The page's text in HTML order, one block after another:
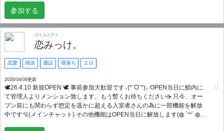
✼••┈┈••✼••┈┈••✼••┈┈••✼••┈┈••✼••┈┈••✼ 入って下さったみんなに幸せが訪れ
ますよーに✨ 気になった方は気軽にポチッと待ってま~す🫰♡
んの幸せに寄り添えるサーバーをお届け致します🌷◍𓂂* “ちゃんと恋が始ま
る場所” 雑談して、笑って、距離が縮まって 気づいたら誰かを気にしてる
―― そんな自然な流れを大切にしてます🦋 ✿ ┈ ⋯ ┈ ✿ 募集事項✿ ┈ ⋯ ┈ ✿
♡満20~40までの男性女性 ♡本気で恋人が欲しい方 ♡お喋り好きな方 ♡癒
しを欲しい方 ♡寂しがり屋・かまちょな方 ♡モラル・マナーを守れる方 ♡
イン率高い方(週2回以上) ♡掛け持ちOK ♡三次元拾い画NG ✿ ┈ ⋯ ┈ ✿ ┈ ⋯
┈ ✿ ┈ ⋯ ┈ ✿ ┈ ⋯ ┈ ✿ 面接は無いので管理陣が確認し次第 すぐに全機能利
用出来ます🍀*゜(0~12時間以内) 当サーバーを活用するにあたってサーバー
内での ルールや一般常識、モラル等を 最低限守ってくれるなら基本的に ゆ
るゆるなサーバーだと自負しております🙇‍♀️🙇‍♂️
✼••┈┈••✼••┈┈••✼••┈┈••✼••┈┈••✼••┈┈••✼ 🧸出来ること 雑談/VC/恋バナ/相談/
ゲーム/猥談/寝落ち等 🗣️多数VC完備(雑談、個通、ゲーム専用、寝落ち
等…) 💬安心できる環境 ・管理体制万全(男女各1名ずつ居ます) ・多種多様
参加する
コミュニティ
恋みっけ。
恋愛 雑談 通話 寝落ち エロ
2026/04/09更新
🕊26.4.10 新規OPEN 🕊 事前参加大歓迎です⸜(*ˊᗜˋ*)⸝ OPEN当日に鯖内に
て管理人よりメンション致します。もう暫くお待ちください☕️ 只今、オー
プン前にも関わらず想定を遥かに超える入室者さんの為に一部機能を解放
中です🫧(メインチャット) その他機能はOPEN当日に解放します(◍ ´꒳` ◍)